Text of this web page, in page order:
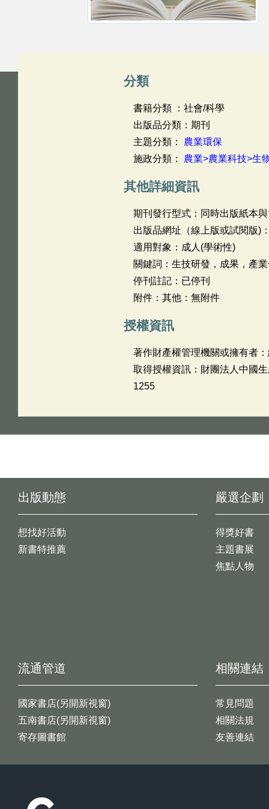
分類
書籍分類 ：社會/科學
出版品分類：期刊
主題分類： 農業環保
施政分類： 農業>農業科技>生
其他詳細資訊
期刊發行型式：同時出版紙本
出版品網址（線上版或試閱版)
適用對象：成人(學術性)
關鍵詞：生技研發，成果，產
停刊註記：已停刊
附件：其他：無附件
授權資訊
著作財產權管理機關或擁有者
取得授權資訊：財團法人中國
1255
出版動態
想找好活動
新書特推薦
嚴選企劃
得獎好書
主題書展
焦點人物
流通管道
國家書店(另開新視窗)
五南書店(另開新視窗)
寄存圖書館
相關連結
常見問題
相關法規
友善連結